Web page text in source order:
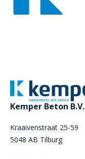
Kemper Beton B.V.
Kraaivenstraat 25-59
5048 AB Tilburg